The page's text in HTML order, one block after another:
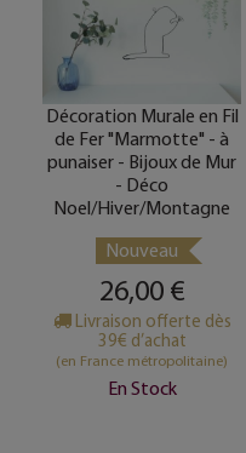
Décoration Murale en Fil
de Fer "Marmotte" - à
punaiser - Bijoux de Mur
- Déco
Noel/Hiver/Montagne
Nouveau
26,00 €
Livraison offerte dès
39€ d’achat
(en France métropolitaine)
En Stock